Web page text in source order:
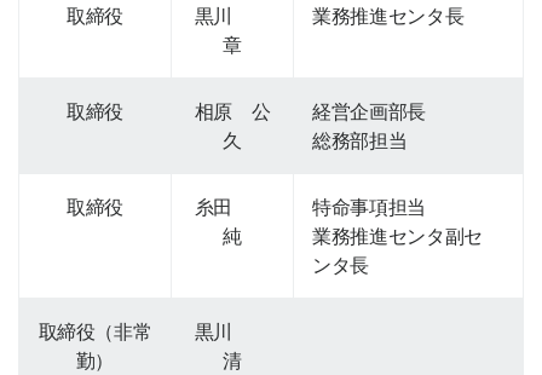
取締役
黒川
章
業務推進センタ長
取締役
相原 公
久
経営企画部長
総務部担当
取締役
糸田
純
特命事項担当
業務推進センタ副セ
ンタ長
取締役（非常
勤）
黒川
清